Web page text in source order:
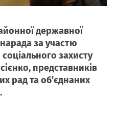
державної
нарада за участю
захисту
представників
рад та об’єднаних